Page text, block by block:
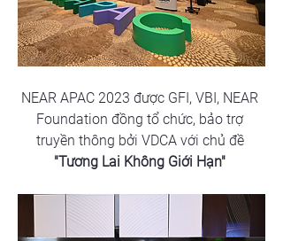
NEAR APAC 2023 được GFI, VBI, NEAR
Foundation đồng tổ chức, bảo trợ
truyền thông bởi VDCA với chủ đề
"Tương Lai Không Giới Hạn"